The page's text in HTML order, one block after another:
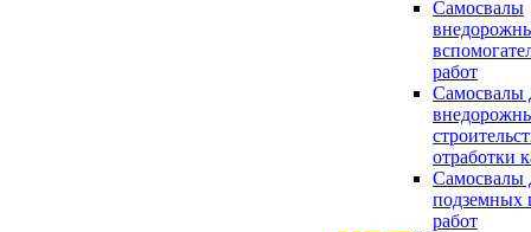
Самосвалы
работ
Самосвалы
отработки
Самосвалы
подземных
работ